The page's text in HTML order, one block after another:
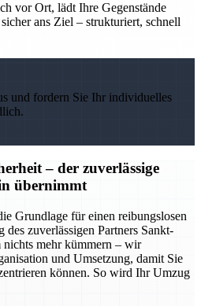
vor Ort, lädt Ihre Gegenstände
ans Ziel – strukturiert, schnell
und fordern Sie Ihr individuelles
– der zuverlässige
übernimmt
Grundlage für einen reibungslosen
zuverlässigen Partners Sankt-
nichts mehr kümmern – wir
und Umsetzung, damit Sie
können. So wird Ihr Umzug